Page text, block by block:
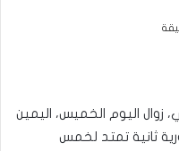
زوال اليوم الخميس، اليمين
ثانية تمتد لخمس